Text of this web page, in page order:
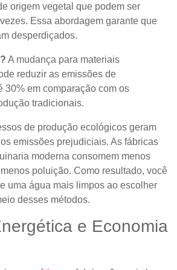
origem vegetal que podem ser
Essa abordagem garante que
desperdiçados.
A mudança para materiais
reduzir as emissões de
30% em comparação com os
tradicionais.
de produção ecológicos geram
emissões prejudiciais. As fábricas
moderna consomem menos
poluição. Como resultado, você
uma água mais limpos ao escolher
desses métodos.
e Economia